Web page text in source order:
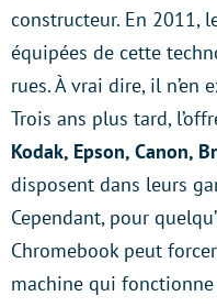
constructeur. En 2011,
équipées de cette
rues. À vrai dire, il n’en
Trois ans plus tard,
Kodak, Epson, Canon,
disposent dans leurs
Cependant, pour
Chromebook peut
machine qui